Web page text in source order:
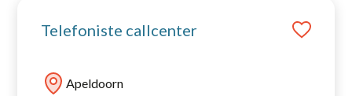
Telefoniste callcenter
Apeldoorn